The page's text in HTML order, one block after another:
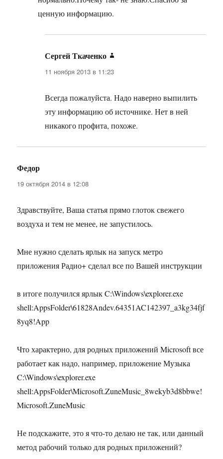
ценную информацию.
Сергей Ткаченко
11 ноября 2013 в 11:23
Всегда пожалуйста. Надо наверно выпилить
эту информацию об источнике. Нет в ней
никакого профита, похоже.
Федор
19 октября 2014 в 12:08
Здравствуйте, Ваша статья прямо глоток свежего
воздуха и тем не менее, не запустилось.
Мне нужно сделать ярлык на запуск метро
приложения Радио+ сделал все по Вашей инструкции
в итоге получился ярлык C:\Windows\explorer.exe
shell:AppsFolder\61828Andev.64351AC142397_a3kg34fjf
8yq8!App
Что характерно, для родных приложений Microsoft все
работает как надо, например, приложение Музыка
C:\Windows\explorer.exe
shell:AppsFolder\Microsoft.ZuneMusic_8wekyb3d8bbwe!
Microsoft.ZuneMusic
Не подскажите, это я что-то делаю не так, или данный
метод рабочий только для родных приложений?